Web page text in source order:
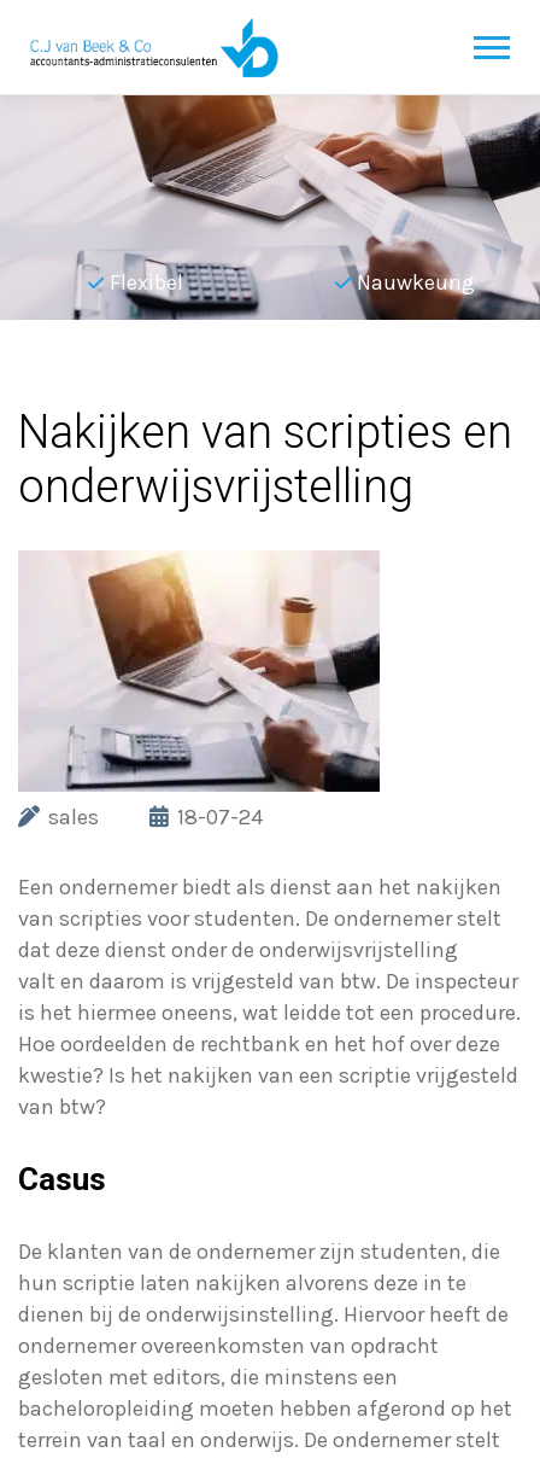
Flexibel Nauwkeurig
Nakijken van scripties en
onderwijsvrijstelling
sales 18-07-24
Een ondernemer biedt als dienst aan het nakijken
van scripties voor studenten. De ondernemer stelt
dat deze dienst onder de onderwijsvrijstelling
valt en daarom is vrijgesteld van btw. De inspecteur
is het hiermee oneens, wat leidde tot een procedure.
Hoe oordeelden de rechtbank en het hof over deze
kwestie? Is het nakijken van een scriptie vrijgesteld
van btw?
Casus
De klanten van de ondernemer zijn studenten, die
hun scriptie laten nakijken alvorens deze in te
dienen bij de onderwijsinstelling. Hiervoor heeft de
ondernemer overeenkomsten van opdracht
gesloten met editors, die minstens een
bacheloropleiding moeten hebben afgerond op het
terrein van taal en onderwijs. De ondernemer stelt